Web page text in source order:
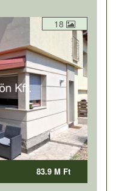
18
83.9 M Ft